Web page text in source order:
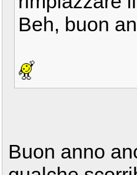
Beh, buon
Buon anno